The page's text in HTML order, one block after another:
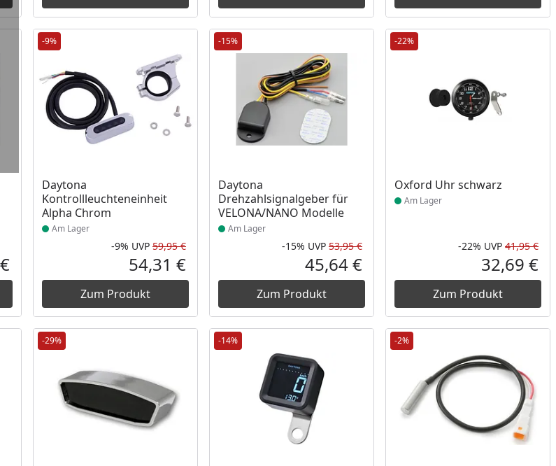
Aktueller Preis
-9%
Daytona
Kontrollleuchteneinheit
Alpha Chrom
Produkt am Lager
Am Lager
Rabatt in Prozent
-9%
Ursprünglicher Preis
UVP 59,95 €
Aktueller Preis
54,31 €
Zum Produkt
-15%
Daytona
Drehzahlsignalgeber für
VELONA/NANO Modelle
Produkt am Lager
Am Lager
Rabatt in Prozent
-15%
Ursprünglicher Preis
UVP 53,95 €
Aktueller Preis
45,64 €
Zum Produkt
-22%
Oxford Uhr schwarz
Produkt am Lager
Am Lager
-22% UVP 41,95 €
32,69 €
Zum Produkt
-29% -14% -2%